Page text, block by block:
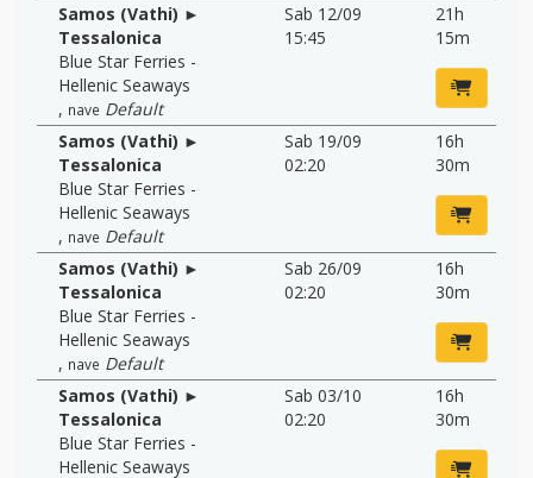
Samos (Vathi) ►
Tessalonica
Blue Star Ferries -
Hellenic Seaways
, nave Default
Sab 12/09
15:45
21h
15m
Samos (Vathi) ►
Tessalonica
Blue Star Ferries -
Hellenic Seaways
, nave Default
Sab 19/09
02:20
16h
30m
Samos (Vathi) ►
Tessalonica
Blue Star Ferries -
Hellenic Seaways
, nave Default
Sab 26/09
02:20
16h
30m
Samos (Vathi) ►
Tessalonica
Blue Star Ferries -
Hellenic Seaways
Sab 03/10
02:20
16h
30m